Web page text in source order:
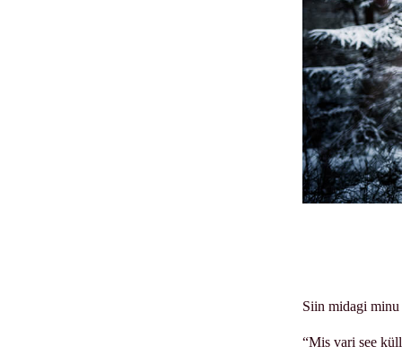
Siin midagi minu
“Mis vari see